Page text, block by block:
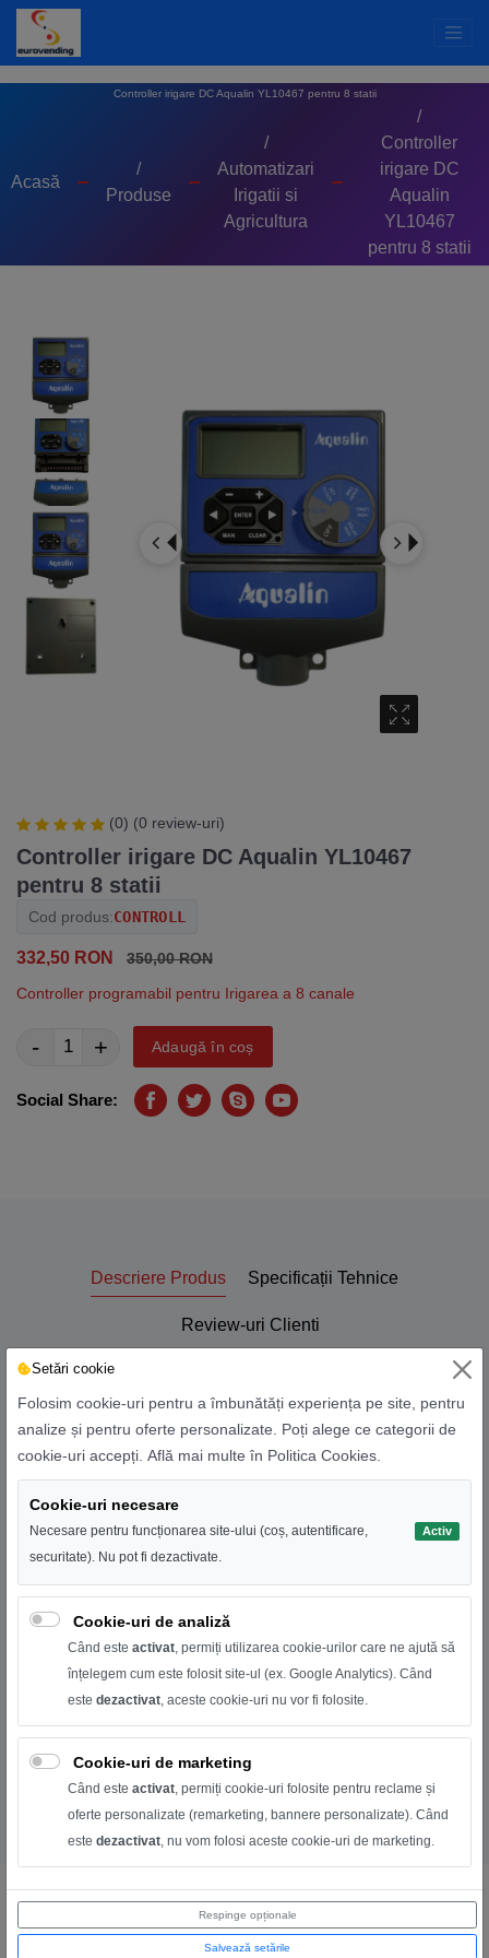
Controller irigare DC Aqualin YL10467 pentru 8 statii
Acasă
/
Produse
/
Automatizari
Irigatii si
Agricultura
/
Controller
irigare DC
Aqualin
YL10467
pentru 8 statii
Media
(0) (0 review-uri)
Controller irigare DC Aqualin YL10467
pentru 8 statii
Cod produs:CONTROLL
332,50 RON
350,00 RON
Controller programabil pentru Irigarea a 8 canale
- + Adaugă în coș
Social Share: FacebookTwitterSkypeYoutube
Descriere Produs Specificații Tehnice
Review-uri Clienti
• Intrare: DC 3V • Iesire: DC 15V • Configurare la 4,6 sau 8
statii de irigare • Fiecare statie are 2 programe de udare si din
fiecare program au 4 timpi de pornire • Durata de udare poate
zi la 32 de zile sau orice zi sau zile ale saptamanii sau zile
impare/pare • Ok pentru conexiune 1 pompa (M) si 1 senzor
solul este prea umed optiune de intarziere pentru ploaie:
pentru a intrerupe programul de udare din cauza zilelor
Ar putea să-ți mai placă:
Setări cookie
Folosim cookie-uri pentru a îmbunătăți experiența pe site, pentru
analize și pentru oferte personalizate. Poți alege ce categorii de
cookie-uri accepți. Află mai multe în Politica Cookies.
Cookie-uri necesare
Necesare pentru funcționarea site-ului (coș, autentificare,
securitate). Nu pot fi dezactivate.
Activ
Cookie-uri de analiză
Când este activat , permiți utilizarea cookie-urilor care ne ajută să
înțelegem cum este folosit site-ul (ex. Google Analytics). Când
este dezactivat , aceste cookie-uri nu vor fi folosite.
Cookie-uri de marketing
Când este activat, permiți cookie-uri folosite pentru reclame și
oferte personalizate (remarketing, bannere personalizate). Când
este dezactivat, nu vom folosi aceste cookie-uri de marketing.
Respinge opționale
Salvează setările